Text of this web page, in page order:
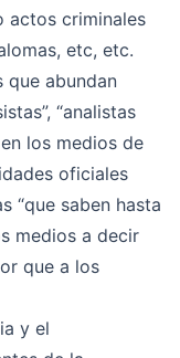
actos criminales
etc, etc.
abundan
“analistas
los medios de
oficiales
“que saben hasta
medios a decir
que a los
y el